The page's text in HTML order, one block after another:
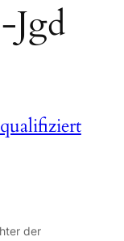
Jgd
der